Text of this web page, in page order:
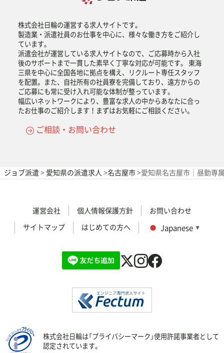
株式会社日輪の運営する求人サイトです。
製造業・派遣社員のお仕事を中心に、様々な働き方をご紹介し
ています。
派遣会社が運営している求人サイトなので、ご応募時から入社
後のサポートまで一貫した素早く丁寧な対応が可能です。 東海
三県を中心に全国各地に拠点を構え、リクルート専任スタッフ
を配置。また、自社所有の社員寮を完備しており、遠方からの
ご応募にも常に受け入れ可能な体制が整っています。
幅広いネットワークにより、豊富な求人の中からあなたに合っ
たお仕事のご紹介します！まずはお気軽にご相談ください。
ご相談・お問い合わせ
ジョブ派遣> 愛知県の派遣求人 >名古屋市>愛知県名古屋市｜昼勤専
運営会社 個人情報保護方針
お問い合わせ
サイトマップ
はじめての方へ Japanese ▼
株式会社日輪は「プライバシーマーク」使用許諾事業者として
認定されています。